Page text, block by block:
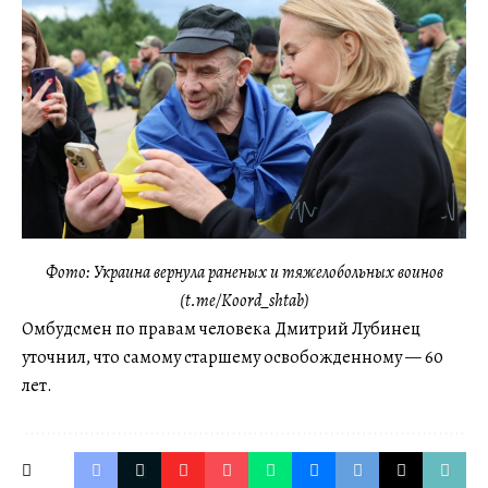
Фото: Украина вернула раненых и тяжелобольных воинов
(t.me/Koord_shtab)
Омбудсмен по правам человека Дмитрий Лубинец
уточнил, что самому старшему освобожденному — 60
лет.